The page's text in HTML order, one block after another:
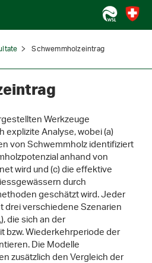
Schwemmholzeintrag
Werkzeuge
Analyse, wobei (a)
von Schwemmholz identifiziert
anhand von
wird und (c) die effektive
durch
geschätzt wird. Jeder
verschiedene Szenarien
), die sich an der
bzw. Wiederkehrperiode der
Die Modelle
zusätzlich den Vergleich der